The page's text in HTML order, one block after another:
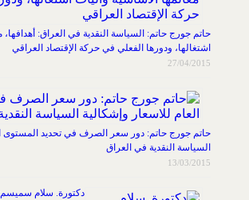
حاتم جورج حاتم: السياسة النقدية في العراق: أهدافها،
اشتغالها، ودورها الفعلي في حركة الإقتصاد العراقي
27/04/2015
حاتم جورج حاتم: دور سعر الصرف في تحديد المستوى
السياسة النقدية في العراق
13/03/2015
دكتورة. سلام سميسم: